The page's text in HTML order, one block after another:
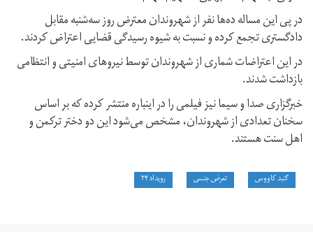
در پی این مساله ده‌ها نفر از شهروندان معترض روز سه‌شنبه مقابل
دادگستری تجمع کرده و نسبت به شیوه رسیدگی قضایی اعتراض کردند.
در این اعتراضات شماری از شهروندان توسط نیروهای امنیتی و انتظامی
بازداشت شدند.
خبرگزاری صدا و سیما نیز فیلمی را در اینباره منتشر کرده که بر اساس
سخنان تعدادی از شهروندان، مشخص می‌شود این دو دختر ترکمن و
اهل سنت هستند.
گنبد کاووس تعرض جنسی رویداد ۲۴